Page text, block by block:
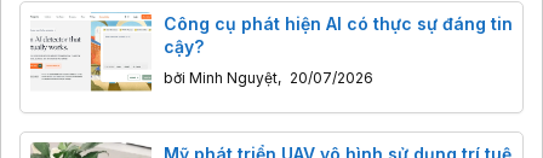
Công cụ phát hiện AI có thực sự đáng tin
cậy?
bởi Minh Nguyệt, 20/07/2026